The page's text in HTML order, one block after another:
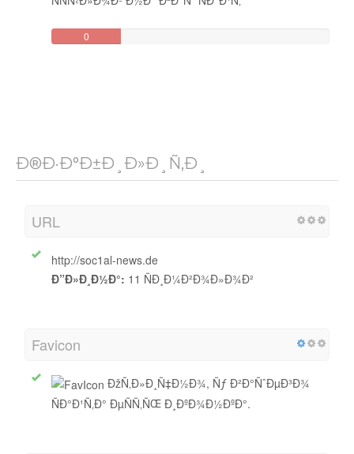
0
Ð®Ð·Ð°Ð±Ð¸Ð»Ð¸Ñ‚Ð¸
URL
http://soc1al-news.de
Ð”Ð»Ð¸Ð½Ð°: 11 ÑÐ¸Ð¼Ð²Ð¾Ð»Ð¾Ð²
Favicon
ÐžÑ‚Ð»Ð¸Ñ‡Ð½Ð¾, Ñƒ Ð²Ð°ÑˆÐµÐ³Ð¾
ÑÐ°Ð¹Ñ‚Ð° ÐµÑÑ‚ÑŒ Ð¸ÐºÐ¾Ð½ÐºÐ°.